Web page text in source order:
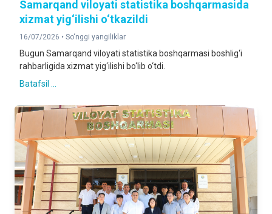
Samarqand viloyati statistika boshqarmasida
xizmat yig‘ilishi o‘tkazildi
16/07/2026 • So‘nggi yangiliklar
Bugun Samarqand viloyati statistika boshqarmasi boshlig‘i
rahbarligida xizmat yig‘ilishi bo‘lib o‘tdi.
Batafsil ...